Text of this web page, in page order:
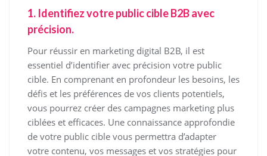
1. Identifiez votre public cible B2B avec
précision.
Pour réussir en marketing digital B2B, il est
essentiel d’identifier avec précision votre public
cible. En comprenant en profondeur les besoins, les
défis et les préférences de vos clients potentiels,
vous pourrez créer des campagnes marketing plus
ciblées et efficaces. Une connaissance approfondie
de votre public cible vous permettra d’adapter
votre contenu, vos messages et vos stratégies pour